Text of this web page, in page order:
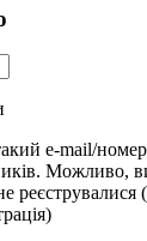
e-mail/
Можливо,
реєструвалися